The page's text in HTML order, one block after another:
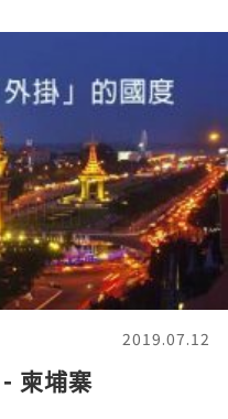
2019.07.12
柬埔寨